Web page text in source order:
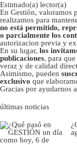
Estimado(a) lector(a)
En Gestión, valoramos
realizamos para
no está permitido,
o parcialmente los
autorizacion previa y
En su lugar, los
publicaciones, para
veraz y de calidad
Asimismo, pueden
exclusivo que
Gracias por ayudarnos
últimas noticias